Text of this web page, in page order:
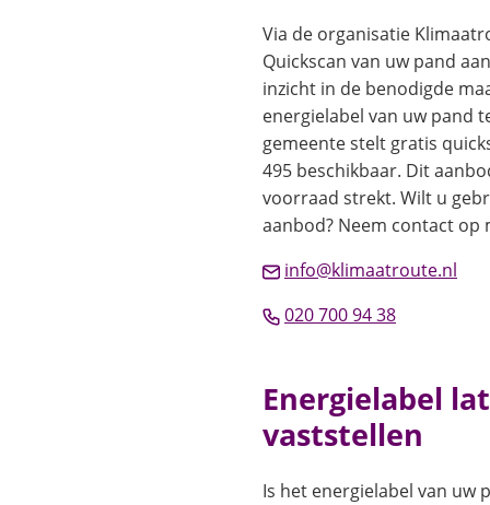
Via de organisatie
Quickscan van uw pand
inzicht in de benodigde
energielabel van uw pand
gemeente stelt gratis
495 beschikbaar. Dit
voorraad strekt. Wilt u
aanbod? Neem contact
info@klimaatroute.nl
020 700 94 38(Verwijst
Energielabel
vaststellen
Is het energielabel van uw